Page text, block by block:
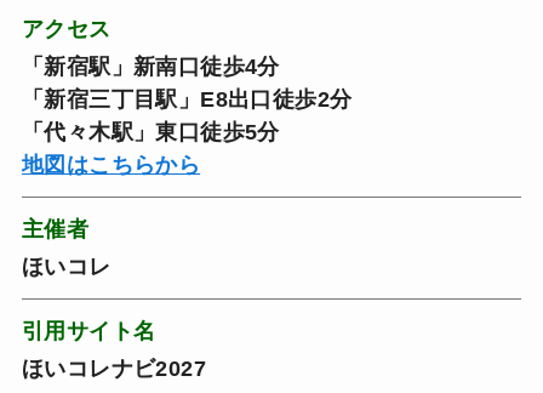
アクセス
「新宿駅」新南口徒歩4分
「新宿三丁目駅」E8出口徒歩2分
「代々木駅」東口徒歩5分
地図はこちらから
主催者
ほいコレ
引用サイト名
ほいコレナビ2027